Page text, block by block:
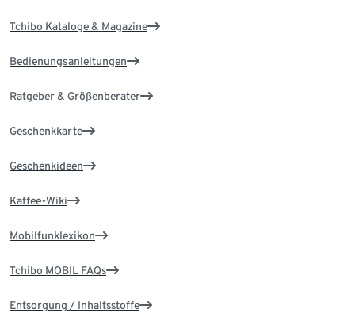
Tchibo Kataloge & Magazine
Bedienungsanleitungen
Ratgeber & Größenberater
Geschenkkarte
Geschenkideen
Kaffee-Wiki
Mobilfunklexikon
Tchibo MOBIL FAQs
Entsorgung / Inhaltsstoffe